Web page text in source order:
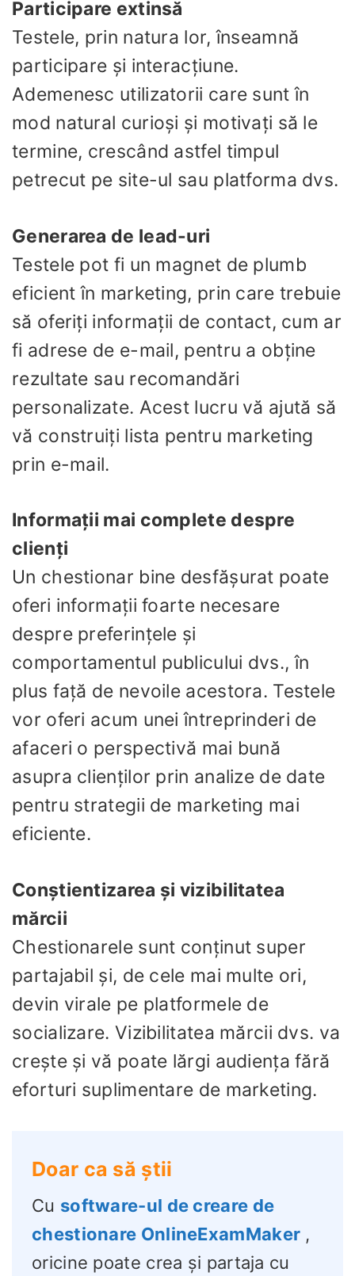
Participare extinsă
Testele, prin natura lor, înseamnă
participare și interacțiune.
Ademenesc utilizatorii care sunt în
mod natural curioși și motivați să le
termine, crescând astfel timpul
petrecut pe site-ul sau platforma dvs.
Generarea de lead-uri
Testele pot fi un magnet de plumb
eficient în marketing, prin care trebuie
să oferiți informații de contact, cum ar
fi adrese de e-mail, pentru a obține
rezultate sau recomandări
personalizate. Acest lucru vă ajută să
vă construiți lista pentru marketing
prin e-mail.
Informații mai complete despre
clienți
Un chestionar bine desfășurat poate
oferi informații foarte necesare
despre preferințele și
comportamentul publicului dvs., în
plus față de nevoile acestora. Testele
vor oferi acum unei întreprinderi de
afaceri o perspectivă mai bună
asupra clienților prin analize de date
pentru strategii de marketing mai
eficiente.
Conștientizarea și vizibilitatea
mărcii
Chestionarele sunt conținut super
partajabil și, de cele mai multe ori,
devin virale pe platformele de
socializare. Vizibilitatea mărcii dvs. va
crește și vă poate lărgi audiența fără
eforturi suplimentare de marketing.
Doar ca să știi
Cu software-ul de creare de
chestionare OnlineExamMaker ,
oricine poate crea și partaja cu